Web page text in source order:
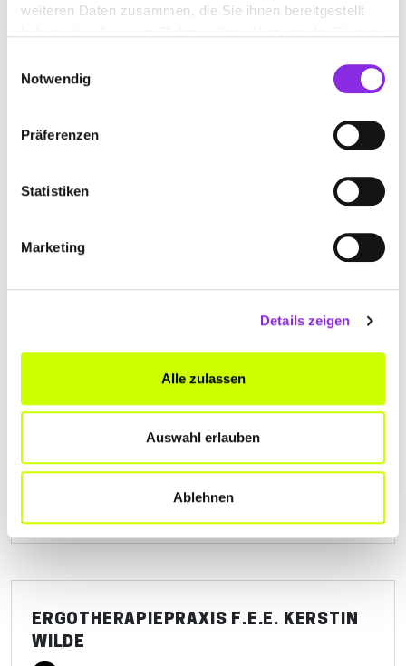
weiteren Daten zusammen, die Sie ihnen bereitgestellt
Notwendig
Präferenzen
Statistiken
Marketing
Details zeigen
Alle zulassen
Auswahl erlauben
Ablehnen
Alter Steinweg 6
| 36341 Lauterbach (Hessen) DE
+4966415425
+49663174800
ERGOTHERAPIEPRAXIS F.E.E. KERSTIN
WILDE